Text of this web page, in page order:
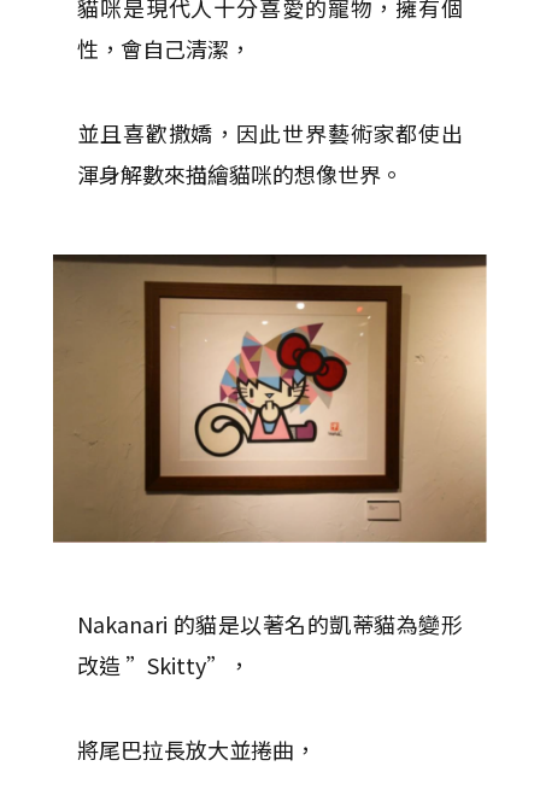
貓咪是現代人十分喜愛的寵物，擁有個
性，會自己清潔，
並且喜歡撒嬌，因此世界藝術家都使出
渾身解數來描繪貓咪的想像世界。
Nakanari 的貓是以著名的凱蒂貓為變形
改造 ”Skitty”，
將尾巴拉長放大並捲曲，